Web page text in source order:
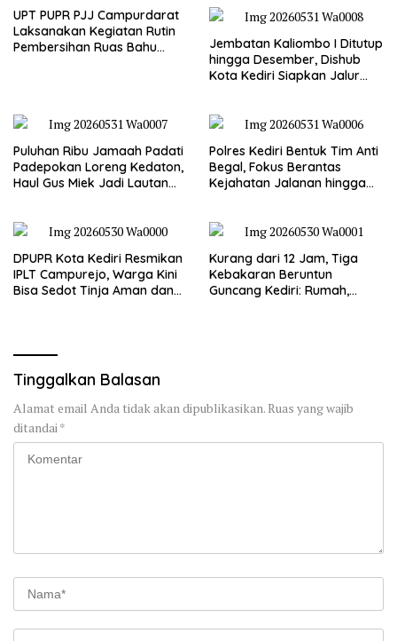
UPT PUPR PJJ Campurdarat
Laksanakan Kegiatan Rutin
Pembersihan Ruas Bahu
Jembatan Kaliombo I Ditutup
hingga Desember, Dishub
Kota Kediri Siapkan Jalur
Puluhan Ribu Jamaah Padati
Padepokan Loreng Kedaton,
Haul Gus Miek Jadi Lautan
Polres Kediri Bentuk Tim Anti
Begal, Fokus Berantas
Kejahatan Jalanan hingga
DPUPR Kota Kediri Resmikan
IPLT Campurejo, Warga Kini
Bisa Sedot Tinja Aman dan
Kurang dari 12 Jam, Tiga
Kebakaran Beruntun
Guncang Kediri: Rumah,
Tinggalkan Balasan
Alamat email Anda tidak akan dipublikasikan.Ruas yang wajib
ditandai *